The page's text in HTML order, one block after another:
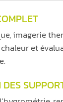
imagerie
et